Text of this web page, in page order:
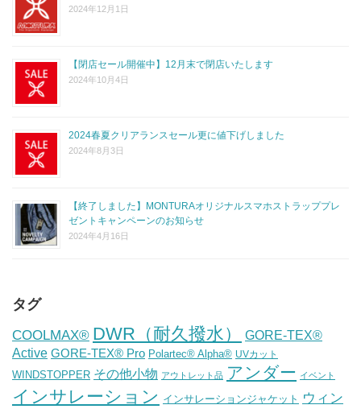
2024年12月1日
【閉店セール開催中】12月末で閉店いたします
2024年10月4日
2024春夏クリアランスセール更に値下げしました
2024年8月3日
【終了しました】MONTURAオリジナルスマホストラッププレ
ゼントキャンペーンのお知らせ
2024年4月16日
タグ
COOLMAX® DWR（耐久撥水）
GORE-TEX®
Active GORE-TEX® Pro Polartec® Alpha® UVカット
WINDSTOPPER その他小物 アウトレット品 アンダー イベント
インサレーション インサレーションジャケット ウィン